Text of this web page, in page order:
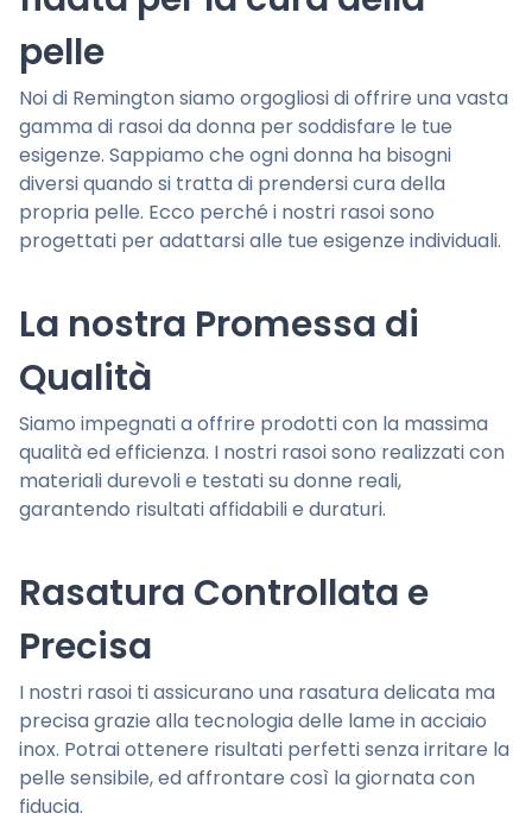
pelle
Noi di Remington siamo orgogliosi di offrire una vasta
gamma di rasoi da donna per soddisfare le tue
esigenze. Sappiamo che ogni donna ha bisogni
diversi quando si tratta di prendersi cura della
propria pelle. Ecco perché i nostri rasoi sono
progettati per adattarsi alle tue esigenze individuali.
La nostra Promessa di
Qualità
Siamo impegnati a offrire prodotti con la massima
qualità ed efficienza. I nostri rasoi sono realizzati con
materiali durevoli e testati su donne reali,
garantendo risultati affidabili e duraturi.
Rasatura Controllata e
Precisa
I nostri rasoi ti assicurano una rasatura delicata ma
precisa grazie alla tecnologia delle lame in acciaio
inox. Potrai ottenere risultati perfetti senza irritare la
pelle sensibile, ed affrontare così la giornata con
fiducia.